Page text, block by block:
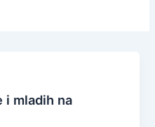
i mladih na